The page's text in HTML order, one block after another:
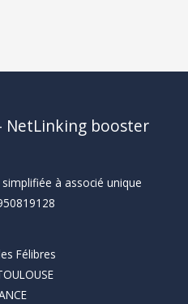
NetLinking booster
à associé unique
Félibres